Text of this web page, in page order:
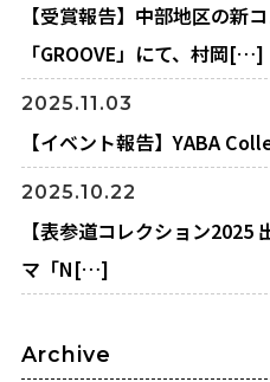
【受賞報告】中部地区の新
「GROOVE」にて、村岡[…]
2025.11.03
【イベント報告】YABA
2025.10.22
【表参道コレクション2025
マ「N[…]
Archive